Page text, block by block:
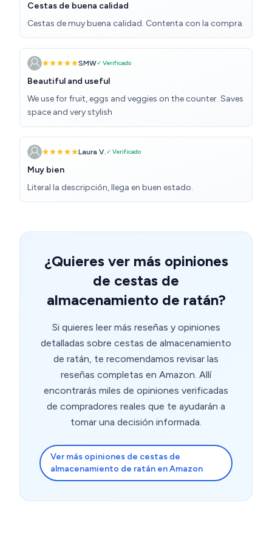
Cestas de buena calidad
Cestas de muy buena calidad. Contenta con la compra.
SMW✓ Verificado
Beautiful and useful
We use for fruit, eggs and veggies on the counter. Saves
space and very stylish
Laura V. ✓ Verificado
Muy bien
Literal la descripción, llega en buen estado.
¿Quieres ver más opiniones
de cestas de
almacenamiento de ratán?
Si quieres leer más reseñas y opiniones
detalladas sobre cestas de almacenamiento
de ratán, te recomendamos revisar las
reseñas completas en Amazon. Allí
encontrarás miles de opiniones verificadas
de compradores reales que te ayudarán a
tomar una decisión informada.
Ver más opiniones de cestas de
almacenamiento de ratán en Amazon